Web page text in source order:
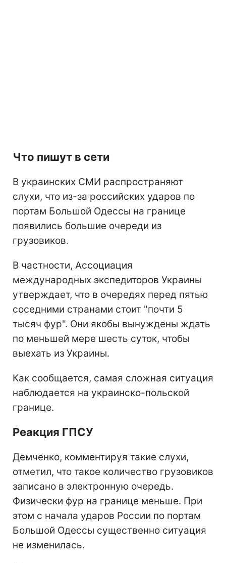
Что пишут в сети
В украинских СМИ распространяют
слухи, что из-за российских ударов по
портам Большой Одессы на границе
появились большие очереди из
грузовиков.
В частности, Ассоциация
международных экспедиторов Украины
утверждает, что в очередях перед пятью
соседними странами стоит "почти 5
тысяч фур". Они якобы вынуждены ждать
по меньшей мере шесть суток, чтобы
выехать из Украины.
Как сообщается, самая сложная ситуация
наблюдается на украинско-польской
границе.
Реакция ГПСУ
Демченко, комментируя такие слухи,
отметил, что такое количество грузовиков
записано в электронную очередь.
Физически фур на границе меньше. При
этом с начала ударов России по портам
Большой Одессы существенно ситуация
не изменилась.